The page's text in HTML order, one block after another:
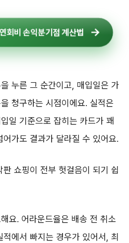
회비 손익분기점 계산법
누른 그 순간이고, 매입일은 가
청구하는 시점이에요. 실적은
일 기준으로 잡히는 카드가 꽤
가도 결과가 달라질 수 있어요.
쇼핑이 전부 헛걸음이 되기 쉽
요. 어라운드율은 배송 전 취소
에서 빠지는 경우가 있어서, 최